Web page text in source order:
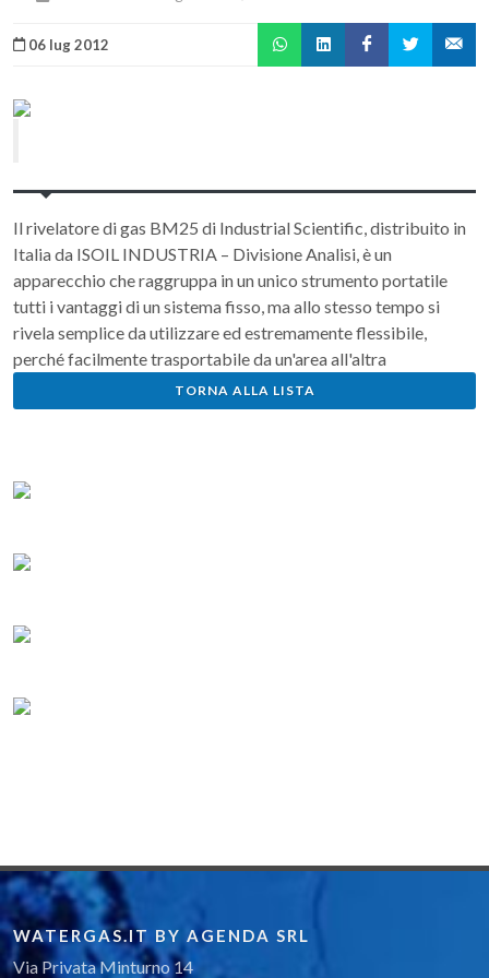
06 lug 2012
Il rivelatore di gas BM25 di Industrial Scientific, distribuito in
Italia da ISOIL INDUSTRIA – Divisione Analisi, è un
apparecchio che raggruppa in un unico strumento portatile
tutti i vantaggi di un sistema fisso, ma allo stesso tempo si
rivela semplice da utilizzare ed estremamente flessibile,
perché facilmente trasportabile da un'area all'altra
TORNA ALLA LISTA
WATERGAS.IT BY AGENDA SRL
Via Privata Minturno 14